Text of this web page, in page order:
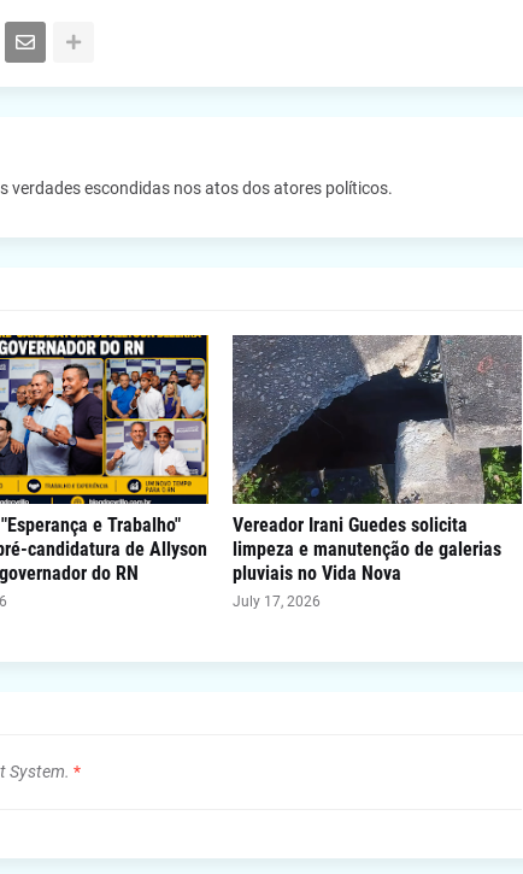
verdades escondidas nos atos dos atores políticos.
e Trabalho"
candidatura de Allyson
do RN
Vereador Irani Guedes solicita
limpeza e manutenção de galerias
pluviais no Vida Nova
July 17, 2026
System. *